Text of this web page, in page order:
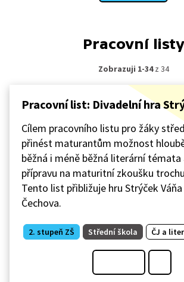
Pracovní listy
Zobrazuji 1-34z 34
Pracovní list: Divadelní hra
Cílem pracovního listu pro žáky
přinést maturantům možnost
běžná i méně běžná literární
přípravu na maturitní zkoušku
Tento list přibližuje hru Strýček Váňa
Čechova.
2. stupeň ZŠ Střední škola ČJ a